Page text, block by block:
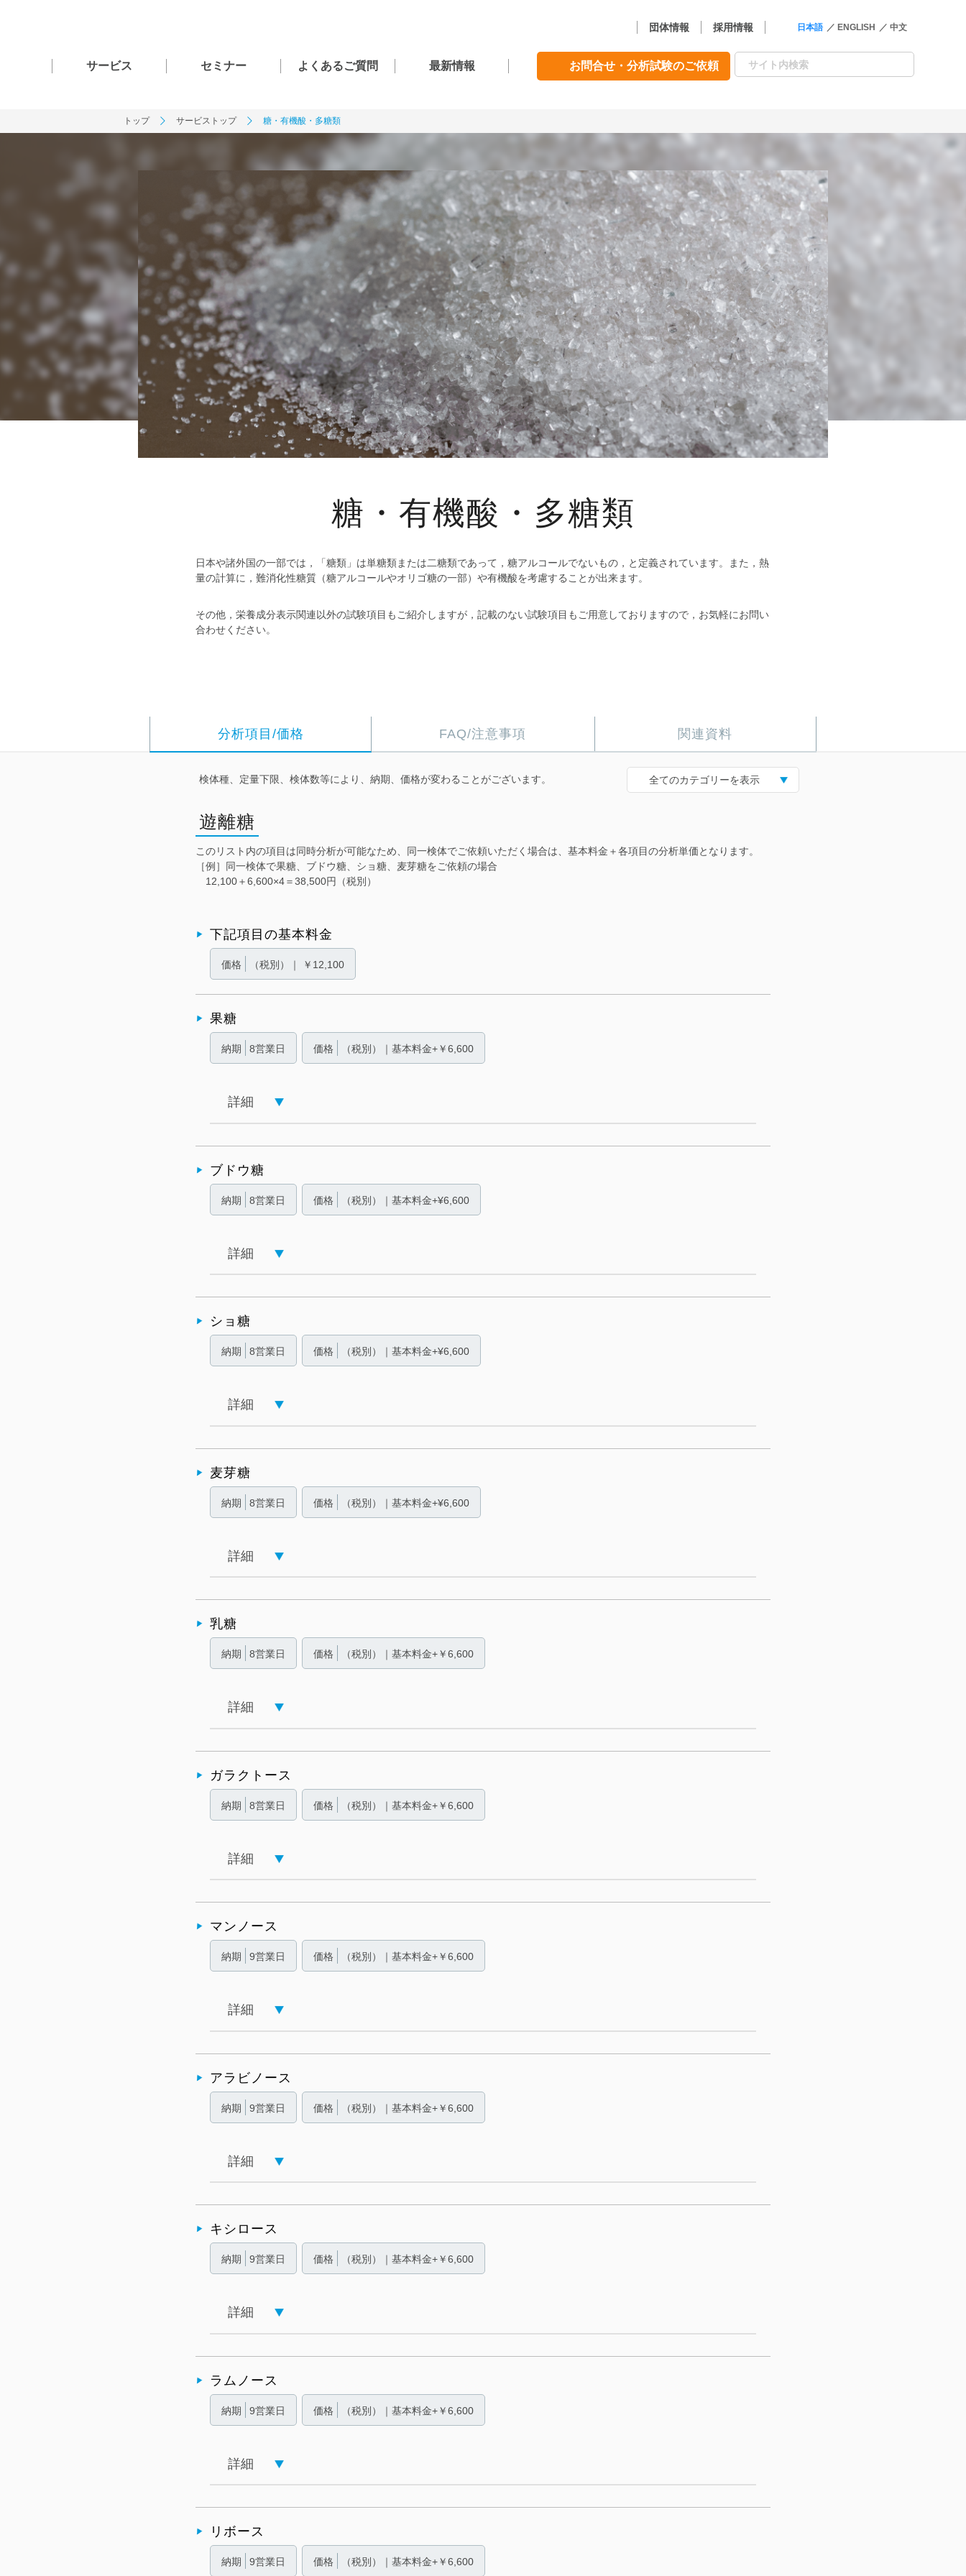
団体情報 採用情報 日本語 ENGLISH 中文
サービス セミナー よくあるご質問 最新情報 お問合せ・分析試験のご依頼
トップ サービストップ 糖・有機酸・多糖類
糖・有機酸・多糖類
日本や諸外国の一部では，「糖類」は単糖類または二糖類であって，糖アルコールでないもの，と定義されています。また，熱
量の計算に，難消化性糖質（糖アルコールやオリゴ糖の一部）や有機酸を考慮することが出来ます。
その他，栄養成分表示関連以外の試験項目もご紹介しますが，記載のない試験項目もご用意しておりますので，お気軽にお問い
合わせください。
分析項目/価格 FAQ/注意事項 関連資料
検体種、定量下限、検体数等により、納期、価格が変わることがございます。 全てのカテゴリーを表示
遊離糖
このリスト内の項目は同時分析が可能なため、同一検体でご依頼いただく場合は、基本料金＋各項目の分析単価となります。
［例］同一検体で果糖、ブドウ糖、ショ糖、麦芽糖をご依頼の場合
12,100＋6,600×4＝38,500円（税別）
下記項目の基本料金
価格 （税別）｜ ￥12,100
果糖
納期 8営業日 価格 （税別）｜基本料金+￥6,600
詳細
ブドウ糖
納期 8営業日 価格 （税別）｜基本料金+¥6,600
詳細
ショ糖
納期 8営業日 価格 （税別）｜基本料金+¥6,600
詳細
麦芽糖
納期 8営業日 価格 （税別）｜基本料金+¥6,600
詳細
乳糖
納期 8営業日 価格 （税別）｜基本料金+￥6,600
詳細
ガラクトース
納期 8営業日 価格 （税別）｜基本料金+￥6,600
詳細
マンノース
納期 9営業日 価格 （税別）｜基本料金+￥6,600
詳細
アラビノース
納期 9営業日 価格 （税別）｜基本料金+￥6,600
詳細
キシロース
納期 9営業日 価格 （税別）｜基本料金+￥6,600
詳細
ラムノース
納期 9営業日 価格 （税別）｜基本料金+￥6,600
詳細
リボース
納期 9営業日 価格 （税別）｜基本料金+￥6,600